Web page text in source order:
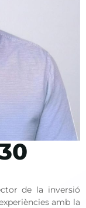
de la inversió
amb la